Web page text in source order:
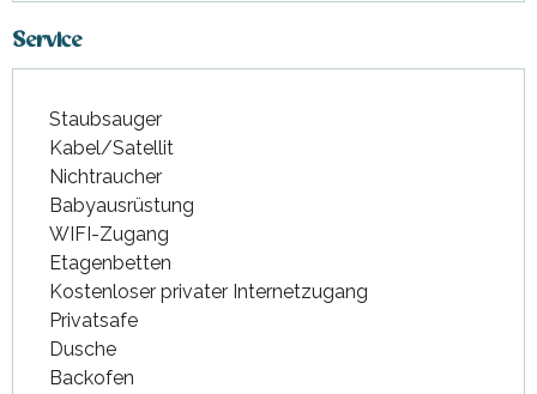
Service
Staubsauger
Kabel/Satellit
Nichtraucher
Babyausrüstung
WIFI-Zugang
Etagenbetten
Kostenloser privater Internetzugang
Privatsafe
Dusche
Backofen